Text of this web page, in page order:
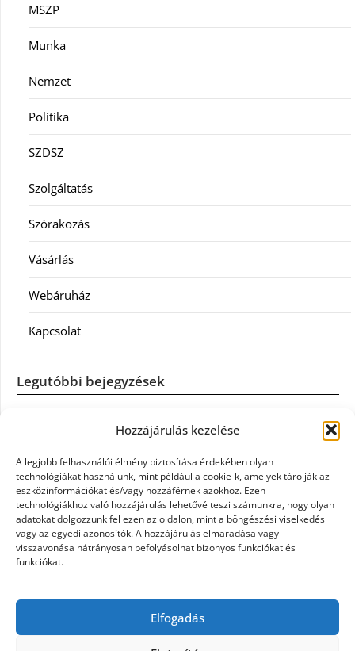
Hozzájárulás kezelése
A legjobb felhasználói élmény biztosítása érdekében olyan
technológiákat használunk, mint például a cookie-k, amelyek tárolják az
eszközinformációkat és/vagy hozzáférnek azokhoz. Ezen
technológiákhoz való hozzájárulás lehetővé teszi számunkra, hogy olyan
adatokat dolgozzunk fel ezen az oldalon, mint a böngészési viselkedés
vagy az egyedi azonosítók. A hozzájárulás elmaradása vagy
visszavonása hátrányosan befolyásolhat bizonyos funkciókat és
funkciókat.
Elfogadás
MSZP
Munka
Nemzet
Politika
SZDSZ
Szolgáltatás
Szórakozás
Vásárlás
Webáruház
Kapcsolat
Legutóbbi bejegyzések
Casco szélvédőcsere: mikor éri meg a biztosítást igénybe
Könyvelés: mikor érdemes könyvelőt váltani?
Szövetkezeti jog: miért elengedhetetlen a szakszerű jogi
háttér a biztonságos működéshez
Munkajogi ügyvéd: miért nem érdemes várni a jogi
Tüll anyag: elegancia és sokoldalúság a Szakatex
kínálatában